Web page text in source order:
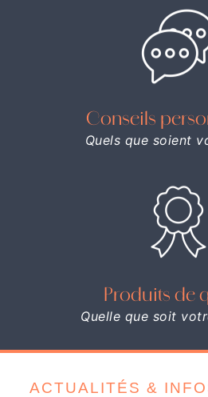
Conseils
Quels que soient
Produits de
Quelle que soit
ACTUALITÉS &